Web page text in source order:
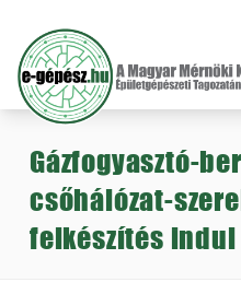
Gázfogyasztó-
csőhálózat-
felkészítés indul